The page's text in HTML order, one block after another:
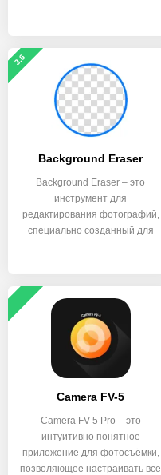
3.6
Background Eraser
Background Eraser – это
инструмент для
редактирования фотографий,
специально созданный для
Camera FV-5
Camera FV-5 Pro – это
интуитивно понятное
приложение для фотосъёмки,
позволяющее настраивать все